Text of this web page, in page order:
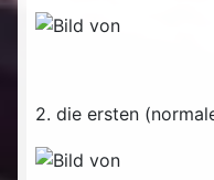
2. die ersten